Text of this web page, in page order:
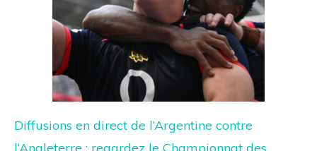
Diffusions en direct de l’Argentine contre